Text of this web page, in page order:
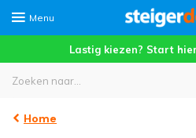
Menu
Lastig kiezen? Start
Home